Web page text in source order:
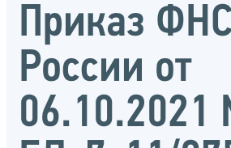
Приказ ФНС
России от